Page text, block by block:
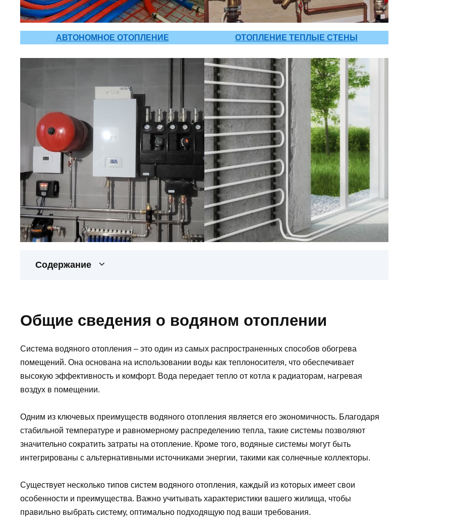
АВТОНОМНОЕ ОТОПЛЕНИЕ ОТОПЛЕНИЕ ТЕПЛЫЕ СТЕНЫ
Содержание
Общие сведения о водяном отоплении
Система водяного отопления – это один из самых распространенных способов обогрева
помещений. Она основана на использовании воды как теплоносителя, что обеспечивает
высокую эффективность и комфорт. Вода передает тепло от котла к радиаторам, нагревая
воздух в помещении.
Одним из ключевых преимуществ водяного отопления является его экономичность. Благодаря
стабильной температуре и равномерному распределению тепла, такие системы позволяют
значительно сократить затраты на отопление. Кроме того, водяные системы могут быть
интегрированы с альтернативными источниками энергии, такими как солнечные коллекторы.
Существует несколько типов систем водяного отопления, каждый из которых имеет свои
особенности и преимущества. Важно учитывать характеристики вашего жилища, чтобы
правильно выбрать систему, оптимально подходящую под ваши требования.